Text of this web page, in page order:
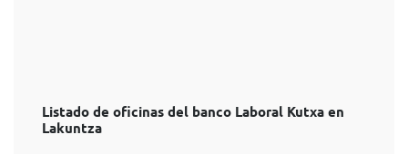
Listado de oficinas del banco Laboral Kutxa en
Lakuntza